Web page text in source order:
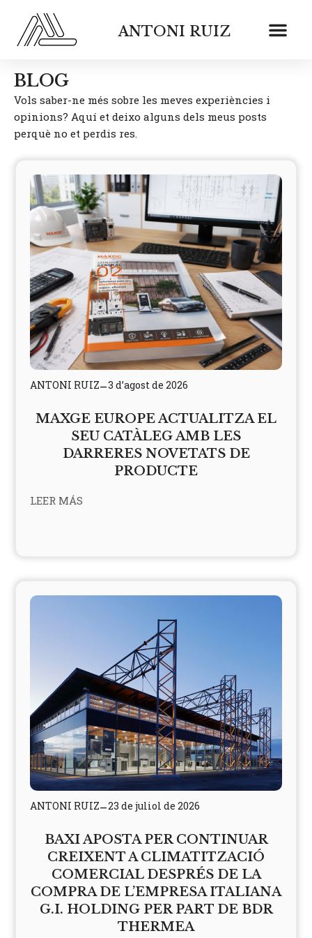
contingut
ANTONI RUIZ
BLOG
Vols saber-ne més sobre les meves experiències i
opinions? Aquí et deixo alguns dels meus posts
perquè no et perdis res.
ANTONI RUIZ–3 d’agost de 2026
MAXGE EUROPE ACTUALITZA EL
SEU CATÀLEG AMB LES
DARRERES NOVETATS DE
PRODUCTE
LEER MÁS
ANTONI RUIZ–23 de juliol de 2026
BAXI APOSTA PER CONTINUAR
CREIXENT A CLIMATITZACIÓ
COMERCIAL DESPRÉS DE LA
COMPRA DE L’EMPRESA ITALIANA
G.I. HOLDING PER PART DE BDR
THERMEA